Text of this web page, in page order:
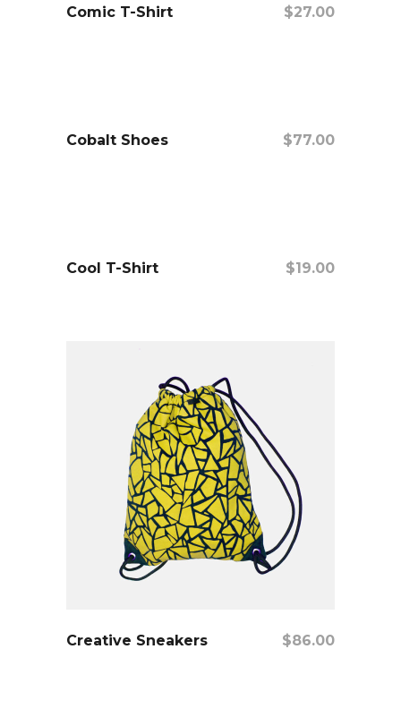
Comic T-Shirt $27.00
Cobalt Shoes $77.00
Cool T-Shirt $19.00
añadir al carrito
Creative Sneakers $86.00